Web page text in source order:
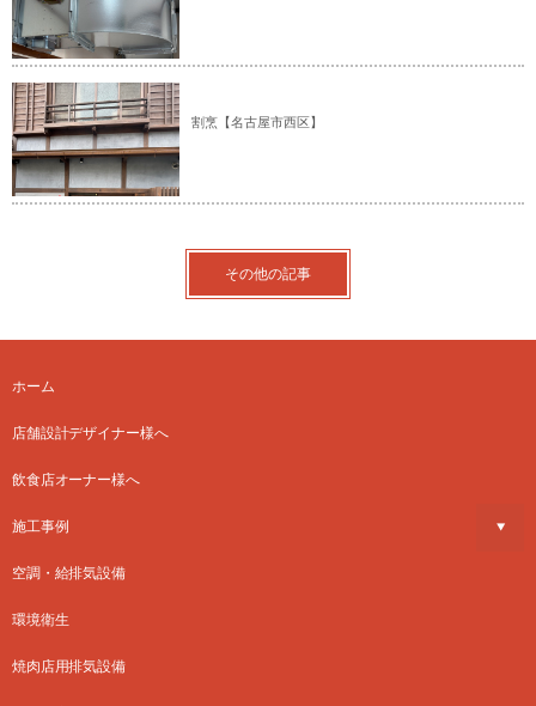
割烹【名古屋市西区】
その他の記事
ホーム
店舗設計デザイナー様へ
飲食店オーナー様へ
施工事例
空調・給排気設備
環境衛生
焼肉店用排気設備